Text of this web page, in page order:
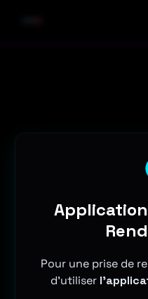
Pour une prise de
d'utiliser